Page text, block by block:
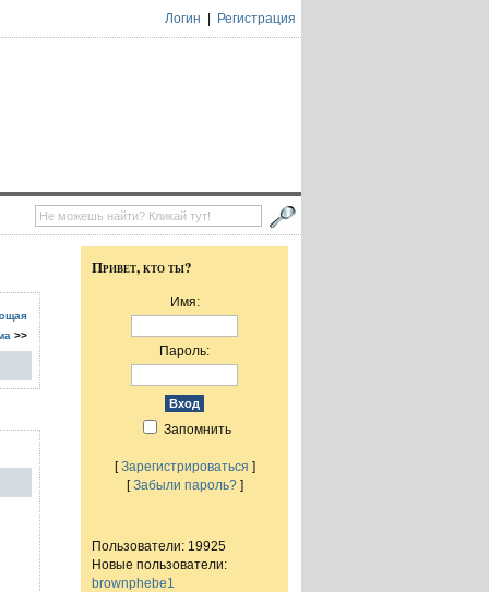
Логин Регистрация
>>
Привет, кто ты?
Имя:
Пароль:
Запомнить
[Зарегистрироваться ]
[Забыли пароль?]
Пользователи: 19925
Новые пользователи:
brownphebe1